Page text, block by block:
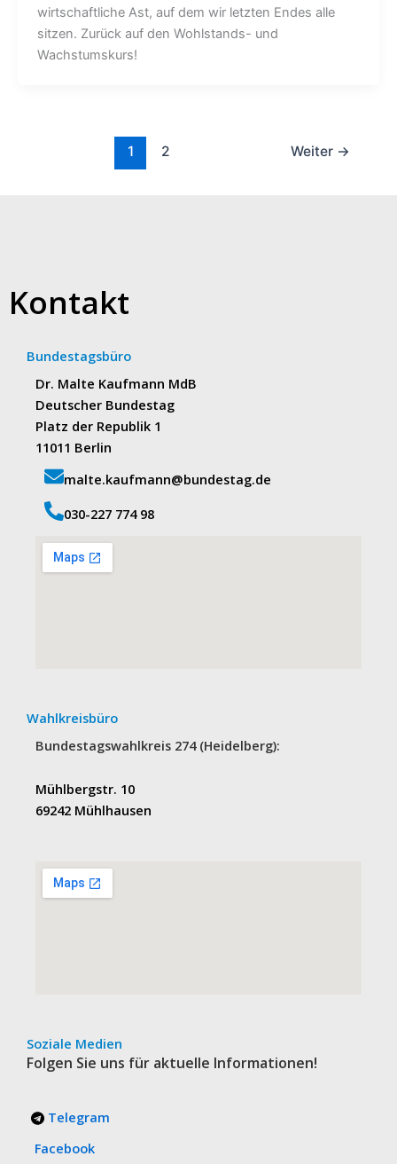
wirtschaftliche Ast, auf dem wir letzten Endes alle
sitzen. Zurück auf den Wohlstands- und
Wachstumskurs!
1 2 Weiter →
Kontakt
Bundestagsbüro
Dr. Malte Kaufmann MdB
Deutscher Bundestag
Platz der Republik 1
11011 Berlin
malte.kaufmann@bundestag.de
‭030-227 774 98‬
Wahlkreisbüro
Bundestagswahlkreis 274 (Heidelberg):
Mühlbergstr. 10
69242 Mühlhausen
Soziale Medien
Folgen Sie uns für aktuelle Informationen!
Telegram
Facebook